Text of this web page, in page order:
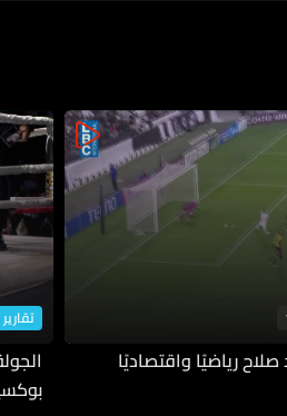
رياضيًا واقتصاديًا